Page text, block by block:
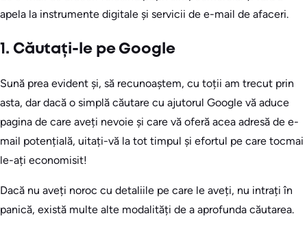
apela la instrumente digitale și servicii de e-mail de afaceri.
1. Căutați-le pe Google
Sună prea evident și, să recunoaștem, cu toții am trecut prin
asta, dar dacă o simplă căutare cu ajutorul Google vă aduce
pagina de care aveți nevoie și care vă oferă acea adresă de e-
mail potențială, uitați-vă la tot timpul și efortul pe care tocmai
le-ați economisit!
Dacă nu aveți noroc cu detaliile pe care le aveți, nu intrați în
panică, există multe alte modalități de a aprofunda căutarea.